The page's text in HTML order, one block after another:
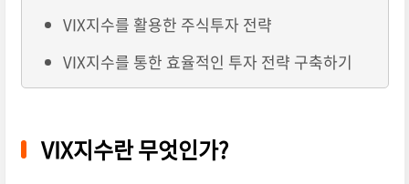
VIX지수를 활용한 주식투자 전략
VIX지수를 통한 효율적인 투자 전략 구축하기
VIX지수란 무엇인가?